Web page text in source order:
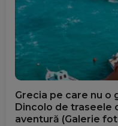
Grecia pe care nu o
Dincolo de traseele
aventură (Galerie